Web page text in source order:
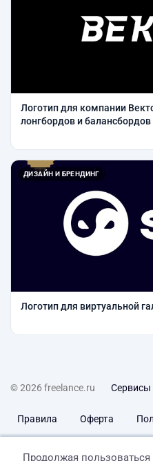
Логотип для компании
лонгбордов и балансбордов
ДИЗАЙН И БРЕНДИНГ
Логотип для виртуальной
© 2026 freelance.ru Сервисы
Правила Оферта
Продолжая